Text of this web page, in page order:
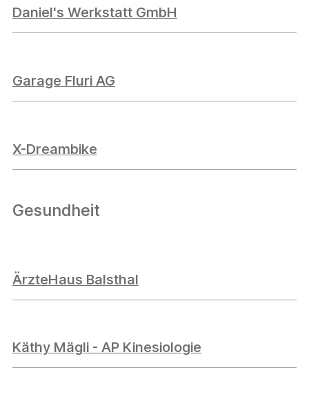
Daniel's Werkstatt GmbH
Garage Fluri AG
X-Dreambike
Gesundheit
ÄrzteHaus Balsthal
Käthy Mägli - AP Kinesiologie